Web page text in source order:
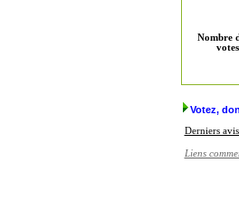
Nombre
Votez,
Derniers
Liens